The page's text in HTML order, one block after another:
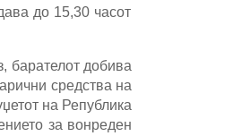
до 15,30 часот
барателот добива
средства на
на Република
за вонреден